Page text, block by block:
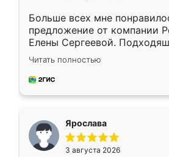
Больше всех мне
предложение от компании
Елены Сергеевой.
короткие сроки
для замера сотрудник
предложил по моему эскизу
Читать полностью
Ярослава
3 августа 2026